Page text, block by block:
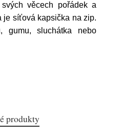
věcech pořádek a
je síťová kapsička na zip.
gumu, sluchátka nebo
produkty